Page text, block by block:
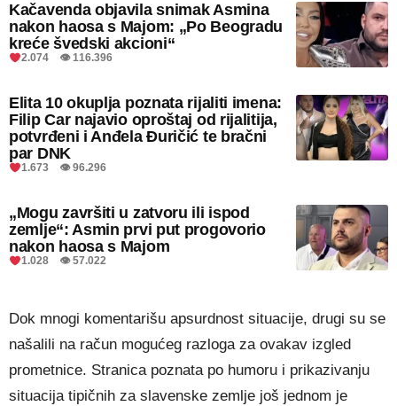
Kačavenda objavila snimak Asmina
nakon haosa s Majom: „Po Beogradu
kreće švedski akcioni“
2.074 👁 116.396
Elita 10 okuplja poznata rijaliti imena:
Filip Car najavio oproštaj od rijalitija,
potvrđeni i Anđela Đuričić te bračni
par DNK
1.673 👁 96.296
„Mogu završiti u zatvoru ili ispod
zemlje“: Asmin prvi put progovorio
nakon haosa s Majom
1.028 👁 57.022
Dok mnogi komentarišu apsurdnost situacije, drugi su se
našalili na račun mogućeg razloga za ovakav izgled
prometnice. Stranica poznata po humoru i prikazivanju
situacija tipičnih za slavenske zemlje još jednom je